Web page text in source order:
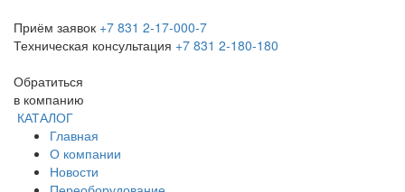
Приём заявок +7 831 2-17-000-7
Техническая консультация +7 831 2-180-180
Обратиться
в компанию
КАТАЛОГ
Главная
О компании
Новости